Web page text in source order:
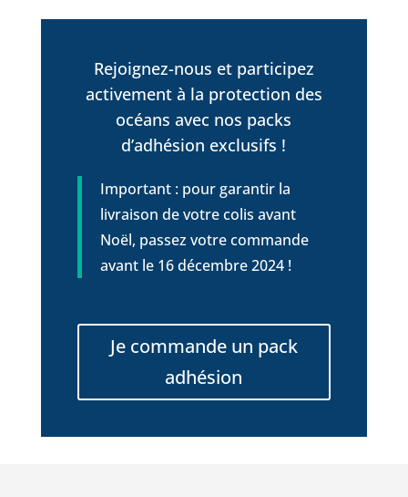
Rejoignez-nous et participez
activement à la protection des
océans avec nos packs
d’adhésion exclusifs !
Important : pour garantir la
livraison de votre colis avant
Noël, passez votre commande
avant le 16 décembre 2024 !
Je commande un pack
adhésion